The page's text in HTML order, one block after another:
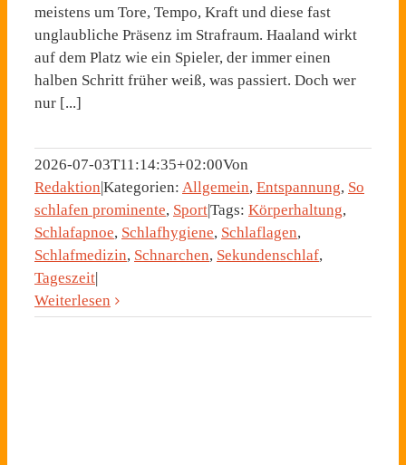
meistens um Tore, Tempo, Kraft und diese fast
unglaubliche Präsenz im Strafraum. Haaland wirkt
auf dem Platz wie ein Spieler, der immer einen
halben Schritt früher weiß, was passiert. Doch wer
nur [...]
2026-07-03T11:14:35+02:00Von
Redaktion Kategorien: Allgemein, Entspannung, So
schlafen prominente, SportTags: Körperhaltung,
Schlafapnoe, Schlafhygiene, Schlaflagen,
Schlafmedizin, Schnarchen, Sekundenschlaf,
Tageszeit
Weiterlesen